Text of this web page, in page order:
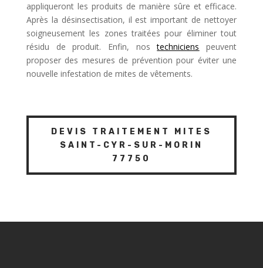
appliqueront les produits de manière sûre et efficace.
Après la désinsectisation, il est important de nettoyer
soigneusement les zones traitées pour éliminer tout
résidu de produit. Enfin, nostechniciens peuvent
proposer des mesures de prévention pour éviter une
nouvelle infestation de mites de vêtements.
DEVIS TRAITEMENT MITES
SAINT-CYR-SUR-MORIN
77750